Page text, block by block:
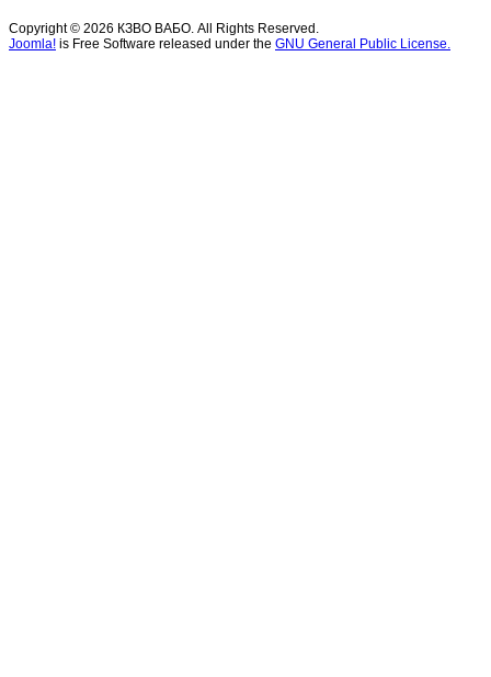
Copyright © 2026 КЗВО ВАБО. All Rights Reserved.
Joomla! is Free Software released under the GNU General Public License.